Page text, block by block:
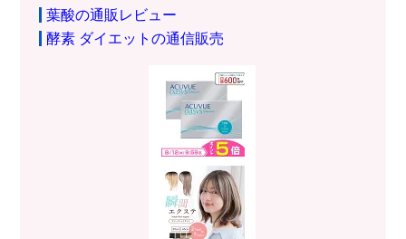
葉酸の通販レビュー
酵素 ダイエットの通信販売